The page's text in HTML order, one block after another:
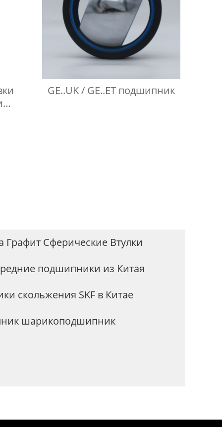
GE..UK / GE..ET подшипник
Сферические Втулки
подшипники из Китая
скольжения SKF в Китае
шарикоподшипник